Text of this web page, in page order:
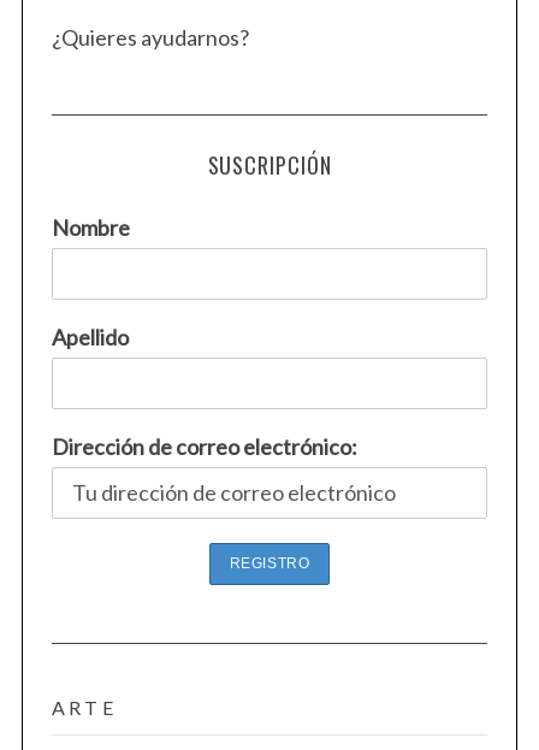
¿Quieres ayudarnos?
SUSCRIPCIÓN
Nombre
Apellido
Dirección de correo electrónico:
ARTE